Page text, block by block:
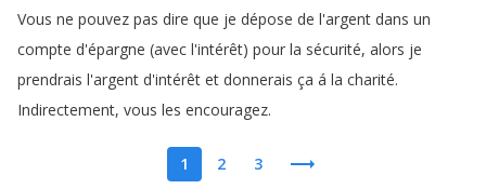
Vous ne pouvez pas dire que je dépose de l'argent dans un
compte d'épargne (avec l'intérêt) pour la sécurité, alors je
prendrais l'argent d'intérêt et donnerais ça á la charité.
Indirectement, vous les encouragez.
1 2 3